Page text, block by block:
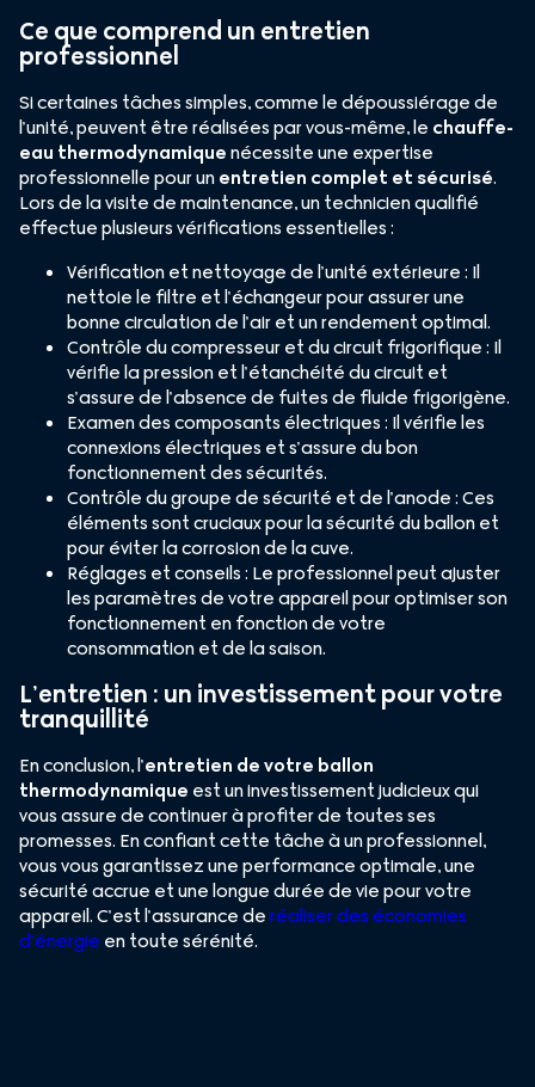
Ce que comprend un entretien
professionnel
Si certaines tâches simples, comme le dépoussiérage de
l’unité, peuvent être réalisées par vous-même, le chauffe-
eau thermodynamiquenécessite une expertise
professionnelle pour unentretien complet et sécurisé.
Lors de la visite de maintenance, un technicien qualifié
effectue plusieurs vérifications essentielles :
Vérification et nettoyage de l’unité extérieure : Il
nettoie le filtre et l’échangeur pour assurer une
bonne circulation de l’air et un rendement optimal.
Contrôle du compresseur et du circuit frigorifique : Il
vérifie la pression et l’étanchéité du circuit et
s’assure de l’absence de fuites de fluide frigorigène.
Examen des composants électriques : Il vérifie les
connexions électriques et s’assure du bon
fonctionnement des sécurités.
Contrôle du groupe de sécurité et de l’anode : Ces
éléments sont cruciaux pour la sécurité du ballon et
pour éviter la corrosion de la cuve.
Réglages et conseils : Le professionnel peut ajuster
les paramètres de votre appareil pour optimiser son
fonctionnement en fonction de votre
consommation et de la saison.
L’entretien : un investissement pour votre
tranquillité
En conclusion, l’entretien de votre ballon
thermodynamique est un investissement judicieux qui
vous assure de continuer à profiter de toutes ses
promesses. En confiant cette tâche à un professionnel,
vous vous garantissez une performance optimale, une
sécurité accrue et une longue durée de vie pour votre
appareil. C’est l’assurance deréaliser des économies
d’énergie en toute sérénité.